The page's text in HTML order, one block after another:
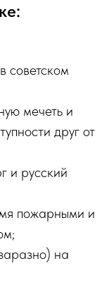
советском
мечеть и
друг от
и русский
пожарными и
на